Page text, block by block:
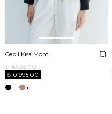
Cepli Kısa Mont
₺10.995,00
₺14.995,00
+1